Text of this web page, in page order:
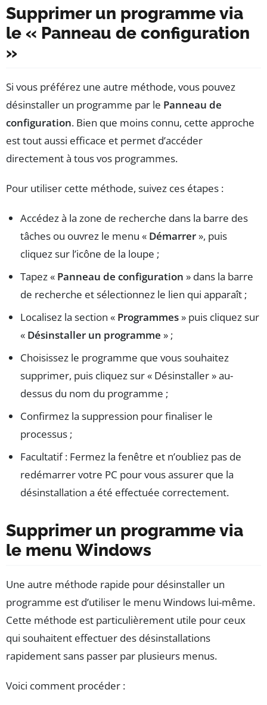
Supprimer un programme via
le « Panneau de configuration
»
Si vous préférez une autre méthode, vous pouvez
désinstaller un programme par le Panneau de
configuration. Bien que moins connu, cette approche
est tout aussi efficace et permet d’accéder
directement à tous vos programmes.
Pour utiliser cette méthode, suivez ces étapes :
Accédez à la zone de recherche dans la barre des
tâches ou ouvrez le menu « Démarrer», puis
cliquez sur l’icône de la loupe ;
Tapez « Panneau de configuration » dans la barre
de recherche et sélectionnez le lien qui apparaît ;
Localisez la section « Programmes» puis cliquez sur
« Désinstaller un programme » ;
Choisissez le programme que vous souhaitez
supprimer, puis cliquez sur « Désinstaller » au-
dessus du nom du programme ;
Confirmez la suppression pour finaliser le
processus ;
Facultatif : Fermez la fenêtre et n’oubliez pas de
redémarrer votre PC pour vous assurer que la
désinstallation a été effectuée correctement.
Supprimer un programme via
le menu Windows
Une autre méthode rapide pour désinstaller un
programme est d’utiliser le menu Windows lui-même.
Cette méthode est particulièrement utile pour ceux
qui souhaitent effectuer des désinstallations
rapidement sans passer par plusieurs menus.
Voici comment procéder :